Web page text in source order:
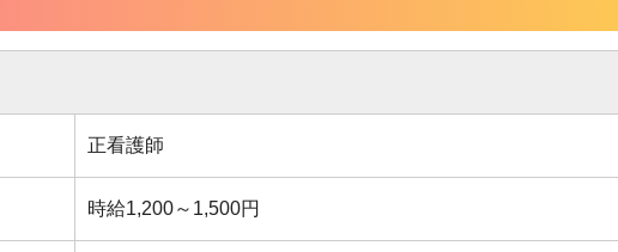
正看護師
時給1,200～1,500円